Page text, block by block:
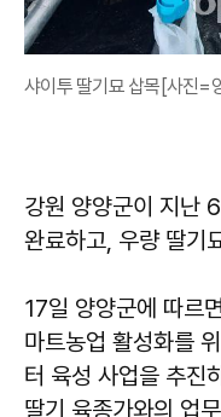
샤이투 딸기묘 삽목[사진=
강원 양양군이 지난
완료하고, 우량 딸기
17일 양양군에 따르
마트농업 활성화를
터 육성 사업을 추진
딸기 육종가와의 업